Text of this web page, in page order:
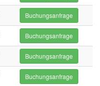
Buchungsanfrage
Buchungsanfrage
Buchungsanfrage
Buchungsanfrage